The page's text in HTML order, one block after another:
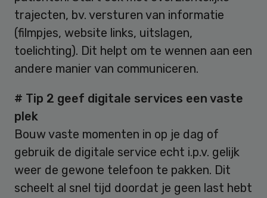
trajecten, bv. versturen van informatie
(filmpjes, website links, uitslagen,
toelichting). Dit helpt om te wennen aan een
andere manier van communiceren.
# Tip 2 geef digitale services een vaste
plek
Bouw vaste momenten in op je dag of
gebruik de digitale service echt i.p.v. gelijk
weer de gewone telefoon te pakken. Dit
scheelt al snel tijd doordat je geen last hebt